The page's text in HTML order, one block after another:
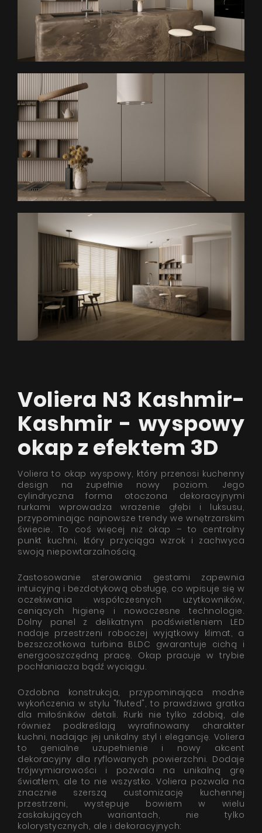
Voliera N3 Kashmir-
Kashmir - wyspowy
okap z efektem 3D
Voliera to okap wyspowy, który przenosi kuchenny
design na zupełnie nowy poziom. Jego
cylindryczna forma otoczona dekoracyjnymi
rurkami wprowadza wrażenie głębi i luksusu,
przypominając najnowsze trendy we wnętrzarskim
świecie. To coś więcej niż okap – to centralny
punkt kuchni, który przyciąga wzrok i zachwyca
swoją niepowtarzalnością.
Zastosowanie sterowania gestami zapewnia
intuicyjną i bezdotykową obsługę, co wpisuje się w
oczekiwania współczesnych użytkowników,
ceniących higienę i nowoczesne technologie.
Dolny panel z delikatnym podświetleniem LED
nadaje przestrzeni roboczej wyjątkowy klimat, a
bezszczotkowa turbina BLDC gwarantuje cichą i
energooszczędną pracę. Okap pracuje w trybie
pochłaniacza bądź wyciągu.
Ozdobna konstrukcja, przypominająca modne
wykończenia w stylu "fluted", to prawdziwa gratka
dla miłośników detali. Rurki nie tylko zdobią, ale
również podkreślają wyrafinowany charakter
kuchni, nadając jej unikalny styl i elegancję. Voliera
to genialne uzupełnienie i nowy akcent
dekoracyjny dla ryflowanych powierzchni. Dodaje
trójwymiarowości i pozwala na unikalną grę
światłem, ale to nie wszystko. Voliera pozwala na
znacznie szerszą customizację kuchennej
przestrzeni, występuje bowiem w wielu
zaskakujących wariantach, nie tylko
kolorystycznych, ale i dekoracyjnych: